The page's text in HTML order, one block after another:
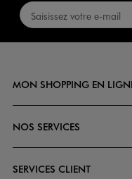
MON SHOPPING EN
NOS SERVICES
SERVICES CLIENT